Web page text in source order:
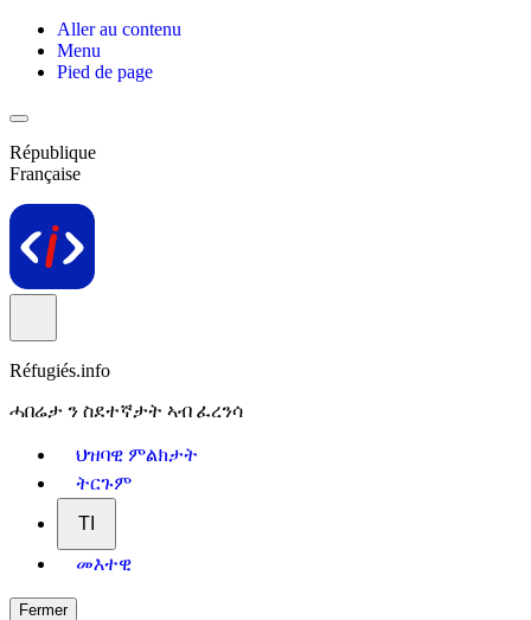
Aller au contenu
Menu
Pied de page
République
Française
Réfugiés.info
ሓበሬታ ን ስደተኛታት ኣብ ፈረንሳ
ህዝባዊ ምልክታት
ትርጉም
TI
መእተዊ
Fermer